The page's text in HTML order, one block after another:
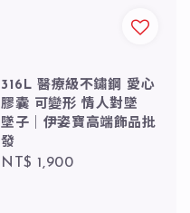
316L 醫療級不鏽鋼 愛心
膠囊 可變形 情人對墜
墜子｜伊姿寶高端飾品批
發
Regular
NT$ 1,900